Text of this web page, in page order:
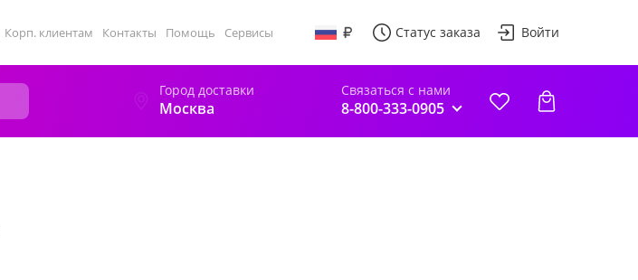
Корп. клиентам Контакты Помощь Сервисы Статус заказа Войти
Город доставки
Москва
Связаться с нами
8-800-333-0905